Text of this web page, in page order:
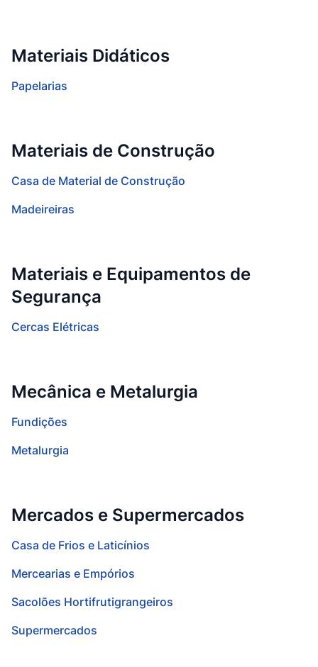
Materiais Didáticos
Papelarias
Materiais de Construção
Casa de Material de Construção
Madeireiras
Materiais e Equipamentos de
Segurança
Cercas Elétricas
Mecânica e Metalurgia
Fundições
Metalurgia
Mercados e Supermercados
Casa de Frios e Laticínios
Mercearias e Empórios
Sacolões Hortifrutigrangeiros
Supermercados